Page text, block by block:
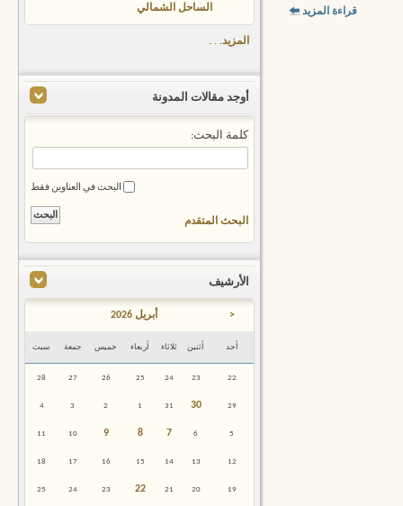
قراءة المزيد
الساحل الشمالي
المزيد. . .
أوجد مقالات المدونة
كلمة البحث:
البحث في العناوين فقط
البحث المتقدم
الأرشيف
< أبريل 2026
أحد أثنين ثلاثاء أربعاء خميس جمعة سبت
22
23
24
25
26
27
28
29
30
31
1
2
3
4
5
6
7
8
9
10
11
12
13
14
15
16
17
18
19
20
21
22
23
24
25